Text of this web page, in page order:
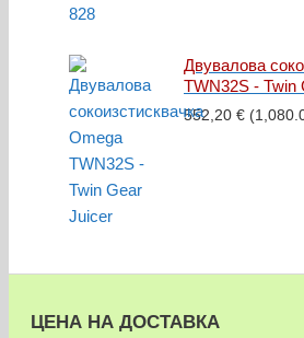
Двувалова
TWN32S - Twin
552,20 €
ЦЕНА НА ДОСТАВКА